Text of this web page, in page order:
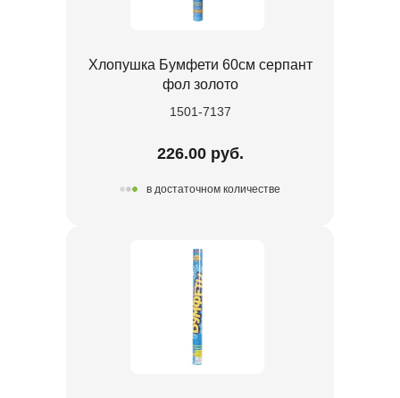
Хлопушка Бумфети 60см серпант
фол золото
1501-7137
226.00 руб.
в достаточном количестве